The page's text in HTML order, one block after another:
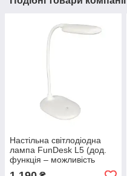
Настільна світлодіодна
лампа FunDesk L5 (дод.
функція – можливість
підключення до